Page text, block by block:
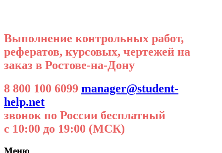
Выполнение контрольных работ,
рефератов, курсовых, чертежей на
заказ в Ростове-на-Дону
8 800 100 6099 manager@student-
help.net
звонок по России бесплатный
с 10:00 до 19:00 (МСК)
Меню